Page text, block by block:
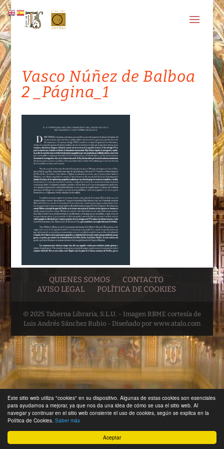
Aceptar
Este sitio web utiliza "cookies" en su dispositivo. Algunas de estas cookies son esenciales
para ayudarnos a mejorar, ya que nos da una idea de cómo se usa el sitio web. Al
navegar y continuar en el sitio web consiente el uso de cookies, según se explica en la
Política de Cookies. Saber más
Vasco Núñez de Balboa
2 _Página_1
QUIENES SOMOS
CONTACTO
AVISO LEGAL
POLÍTICA DE COOKIES
© 2025 Taberna Libraria, S.L.U. - Imagen RBME cortesía de
Luis Andrés Sánchez Rubio - Diseñado por www.atalo.com